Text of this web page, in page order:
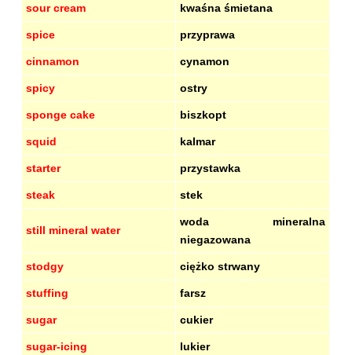
sour cream kwaśna śmietana
spice przyprawa
cinnamon cynamon
spicy ostry
sponge cake biszkopt
squid kalmar
starter przystawka
steak stek
still mineral water
woda mineralna
niegazowana
stodgy ciężko strwany
stuffing farsz
sugar cukier
sugar-icing lukier